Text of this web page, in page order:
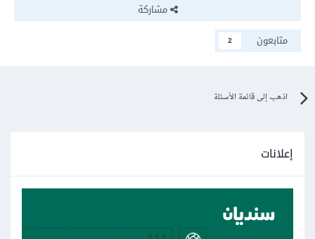
مشاركة
متابعون
2
اذهب إلى قائمة الأسئلة
إعلانات